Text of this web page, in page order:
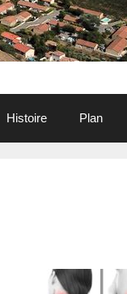
Histoire Plan